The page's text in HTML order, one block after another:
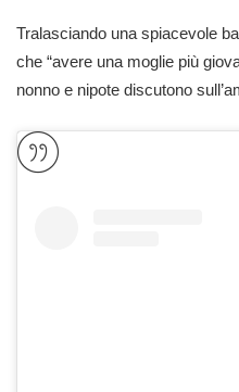
Tralasciando una spiacevole
che “avere una moglie più
nonno e nipote discutono